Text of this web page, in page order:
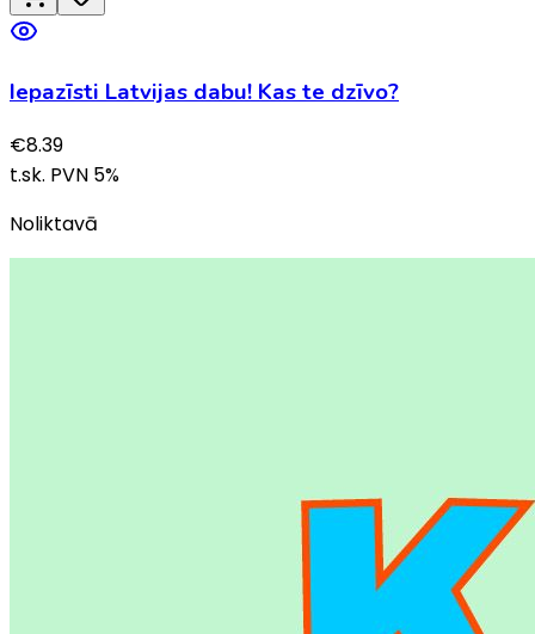
Iepazīsti Latvijas dabu! Kas te dzīvo?
€8.39
t.sk. PVN 5%
Noliktavā